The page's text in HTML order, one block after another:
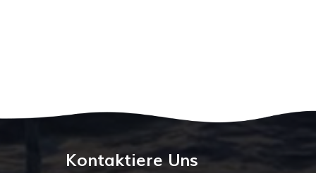
Kontaktiere Uns